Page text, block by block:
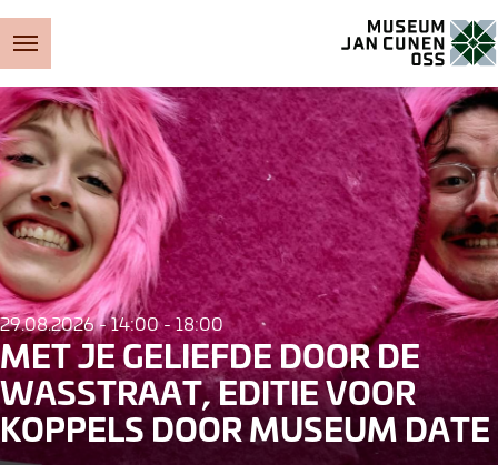
29.08.2026 - 14:00 - 18:00
MET JE GELIEFDE DOOR DE
WASSTRAAT, EDITIE VOOR
KOPPELS DOOR MUSEUM DATE